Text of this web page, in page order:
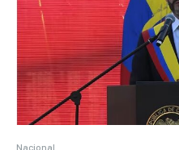
Nacional